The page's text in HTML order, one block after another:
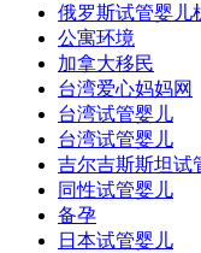
俄罗斯试管婴儿
公寓环境
加拿大移民
台湾爱心妈妈网
台湾试管婴儿
台湾试管婴儿
吉尔吉斯斯坦试
同性试管婴儿
备孕
日本试管婴儿